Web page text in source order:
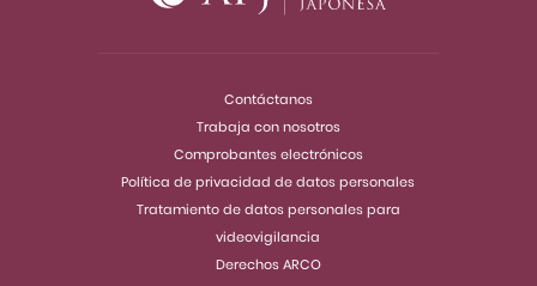
Contáctanos
Trabaja con nosotros
Comprobantes electrónicos
Política de privacidad de datos personales
Tratamiento de datos personales para
videovigilancia
Derechos ARCO